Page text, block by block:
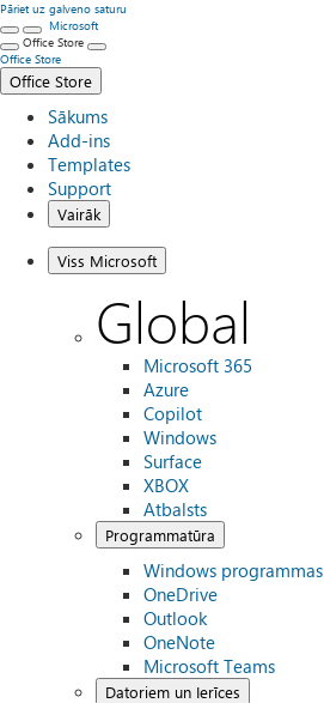
Pāriet uz galveno saturu
Microsoft
Office Store
Office Store
Office Store
Sākums
Add-ins
Templates
Support
Vairāk
Viss Microsoft
Global
Microsoft 365
Azure
Copilot
Windows
Surface
XBOX
Atbalsts
Programmatūra
Windows programmas
OneDrive
Outlook
OneNote
Microsoft Teams
Datoriem un Ierīces